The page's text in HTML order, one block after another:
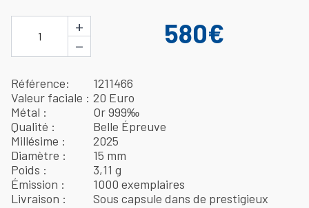
1
+
−
580€
Référence
1211466
Valeur faciale
20 Euro
Métal
Or 999‰
Qualité
Belle Épreuve
Millésime
2025
Diamètre
15 mm
Poids
3,11 g
Émission
1000 exemplaires
Livraison
Sous capsule dans de prestigieux